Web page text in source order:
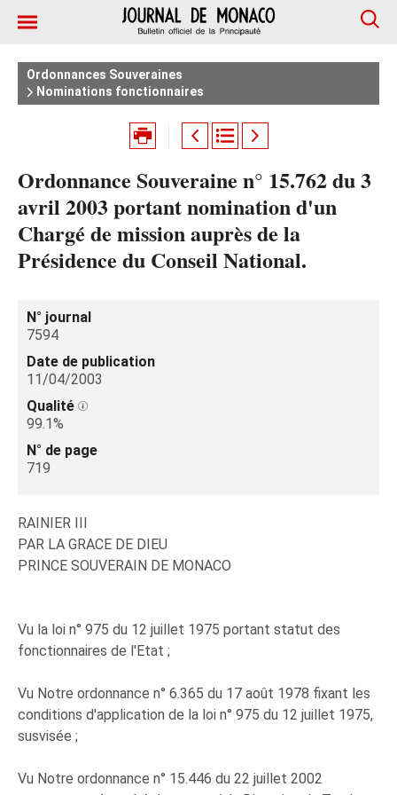
Ordonnances Souveraines
Nominations fonctionnaires
Ordonnance Souveraine n° 15.762 du 3
avril 2003 portant nomination d'un
Chargé de mission auprès de la
Présidence du Conseil National.
N° journal
7594
Date de publication
11/04/2003
Qualité
99.1%
N° de page
719
RAINIER III
PAR LA GRACE DE DIEU
PRINCE SOUVERAIN DE MONACO
Vu la loi n° 975 du 12 juillet 1975 portant statut des
fonctionnaires de l'Etat ;
Vu Notre ordonnance n° 6.365 du 17 août 1978 fixant les
conditions d'application de la loi n° 975 du 12 juillet 1975,
susvisée ;
Vu Notre ordonnance n° 15.446 du 22 juillet 2002